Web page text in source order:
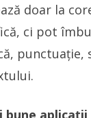
doar la
ci pot
punctuație,
bune